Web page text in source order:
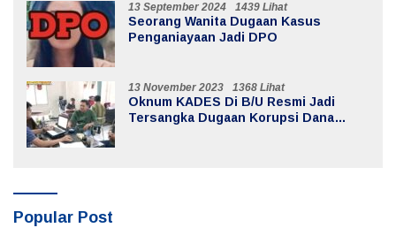
13 September 2024 1439 Lihat
Seorang Wanita Dugaan Kasus
Penganiayaan Jadi DPO
13 November 2023 1368 Lihat
Oknum KADES Di B/U Resmi Jadi
Tersangka Dugaan Korupsi Dana
Popular Post